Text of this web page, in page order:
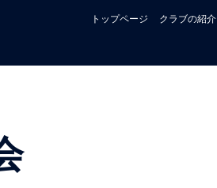
トップページ クラブの紹介